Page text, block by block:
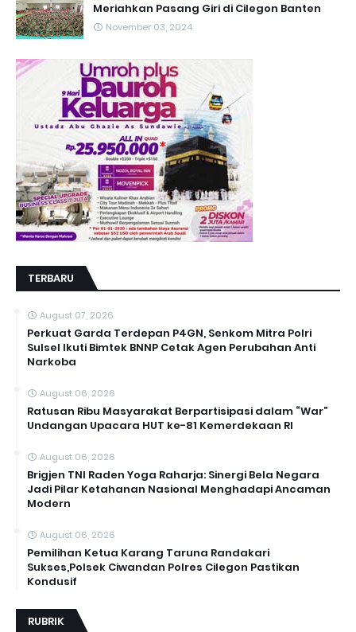
Meriahkan Pasang Giri di Cilegon Banten
November 03, 2024
TERBARU
August 07, 2026
Perkuat Garda Terdepan P4GN, Senkom Mitra Polri
Sulsel Ikuti Bimtek BNNP Cetak Agen Perubahan Anti
Narkoba
August 06, 2026
Ratusan Ribu Masyarakat Berpartisipasi dalam “War”
Undangan Upacara HUT ke-81 Kemerdekaan RI
August 06, 2026
Brigjen TNI Raden Yoga Raharja: Sinergi Bela Negara
Jadi Pilar Ketahanan Nasional Menghadapi Ancaman
Modern
August 06, 2026
Pemilihan Ketua Karang Taruna Randakari
Sukses,Polsek Ciwandan Polres Cilegon Pastikan
Kondusif
RUBRIK